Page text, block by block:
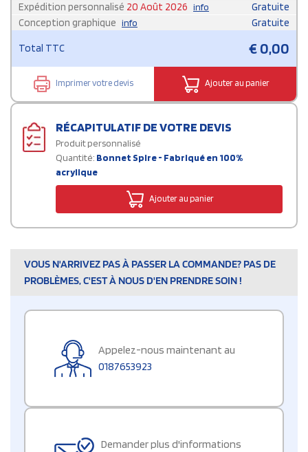
Expédition personnalisé 20 Août 2026 info
Gratuite
Conception graphique info Gratuite
Total TTC €0,00
Imprimer votre devis Ajouter au panier
RÉCAPITULATIF DE VOTRE DEVIS
Produit personnalisé
Quantité: Bonnet Spire - Fabriqué en 100%
acrylique
Ajouter au panier
VOUS N'ARRIVEZ PAS À PASSER LA COMMANDE? PAS DE
PROBLÈMES, C'EST À NOUS D'EN PRENDRE SOIN !
Appelez-nous maintenant au
0187653923
Demander plus d'informations